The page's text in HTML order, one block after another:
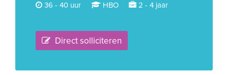
36 - 40 uur HBO 2 - 4 jaar
Direct solliciteren